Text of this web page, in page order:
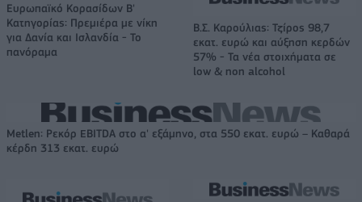
Ευρωπαϊκό Κορασίδων Β'
Κατηγορίας: Πρεμιέρα με νίκη
για Δανία και Ισλανδία - Το
πανόραμα
Β.Σ. Καρούλιας: Τζίρος 98,7
εκατ. ευρώ και αύξηση κερδών
57% - Τα νέα στοιχήματα σε
low & non alcohol
Metlen: Ρεκόρ EBITDA στο α' εξάμηνο, στα 550 εκατ. ευρώ – Καθαρά
κέρδη 313 εκατ. ευρώ